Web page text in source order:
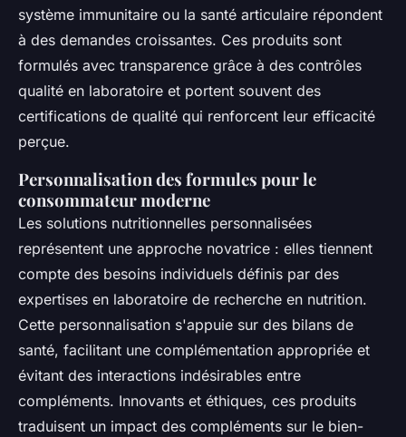
système immunitaire ou la santé articulaire répondent
à des demandes croissantes. Ces produits sont
formulés avec transparence grâce à des contrôles
qualité en laboratoire et portent souvent des
certifications de qualité qui renforcent leur efficacité
perçue.
Personnalisation des formules pour le
consommateur moderne
Les solutions nutritionnelles personnalisées
représentent une approche novatrice : elles tiennent
compte des besoins individuels définis par des
expertises en laboratoire de recherche en nutrition.
Cette personnalisation s'appuie sur des bilans de
santé, facilitant une complémentation appropriée et
évitant des interactions indésirables entre
compléments. Innovants et éthiques, ces produits
traduisent un impact des compléments sur le bien-